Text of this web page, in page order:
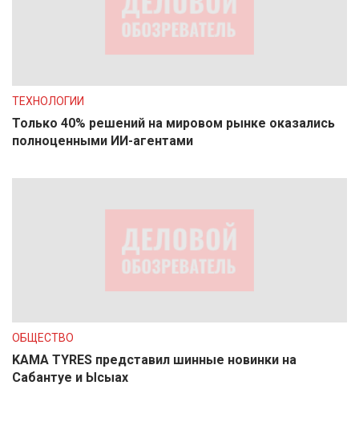
ТЕХНОЛОГИИ
Только 40% решений на мировом рынке оказались
полноценными ИИ-агентами
ОБЩЕСТВО
KAMA TYRES представил шинные новинки на
Сабантуе и Ысыах